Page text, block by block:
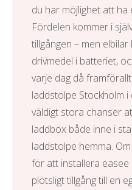
du har möjlighet att ha
Fördelen kommer i
tillgången – men
drivmedel i batteriet,
varje dag då
laddstolpe Stockholm i
väldigt stora chanser
laddbox både inne i
laddstolpe hemma.
för att installera
plötsligt tillgång till en